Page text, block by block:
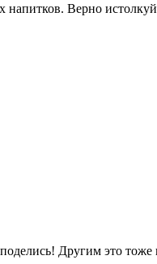
Верно
Другим это тоже